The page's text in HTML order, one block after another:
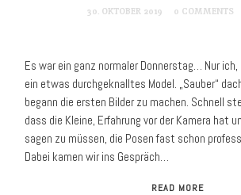
30. OKTOBER 2019 0 COMMENTS
Es war ein ganz normaler Donnerstag… Nur ich,
ein etwas durchgeknalltes Model. „Sauber“
begann die ersten Bilder zu machen. Schnell
dass die Kleine, Erfahrung vor der Kamera hat
sagen zu müssen, die Posen fast schon
Dabei kamen wir ins Gespräch…
READ MORE